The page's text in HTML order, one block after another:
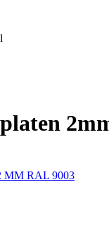
MM RAL 9003